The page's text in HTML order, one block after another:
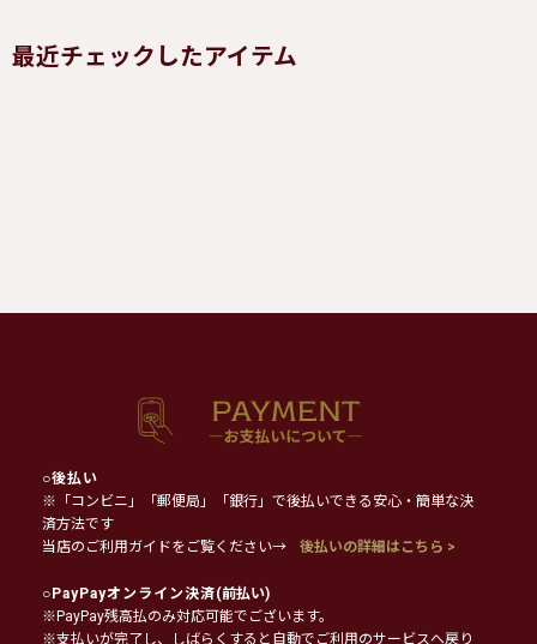
最近チェックしたアイテム
○後払い
※「コンビニ」「郵便局」「銀行」で後払いできる安心・簡単な決
済方法です
当店のご利用ガイドをご覧ください→
後払いの詳細はこちら >
○PayPayオンライン決済(前払い)
※PayPay残高払のみ対応可能でございます。
※支払いが完了し、しばらくすると自動でご利用のサービスへ戻り